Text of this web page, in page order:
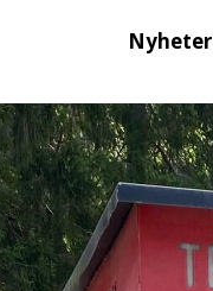
Nyheter